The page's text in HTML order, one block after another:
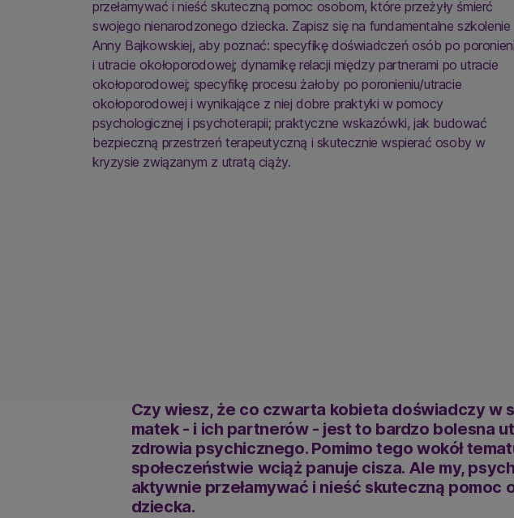
przełamywać i nieść skuteczną pomoc osobom, które przeżyły śmierć
swojego nienarodzonego dziecka. Zapisz się na fundamentalne szkolenie
Anny Bajkowskiej, aby poznać: specyfikę doświadczeń osób po
i utracie okołoporodowej; dynamikę relacji między partnerami po utracie
okołoporodowej; specyfikę procesu żałoby po poronieniu/utracie
okołoporodowej i wynikające z niej dobre praktyki w pomocy
psychologicznej i psychoterapii; praktyczne wskazówki, jak budować
bezpieczną przestrzeń terapeutyczną i skutecznie wspierać osoby w
kryzysie związanym z utratą ciąży.
Czy wiesz, że co czwarta kobieta doświadczy w
matek - i ich partnerów - jest to bardzo bolesna
zdrowia psychicznego. Pomimo tego wokół
społeczeństwie wciąż panuje cisza. Ale my,
aktywnie przełamywać i nieść skuteczną
dziecka.